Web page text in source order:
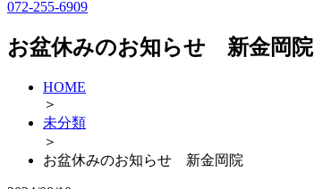
072-255-6909
お盆休みのお知らせ 新金岡院
HOME
＞
未分類
＞
お盆休みのお知らせ 新金岡院